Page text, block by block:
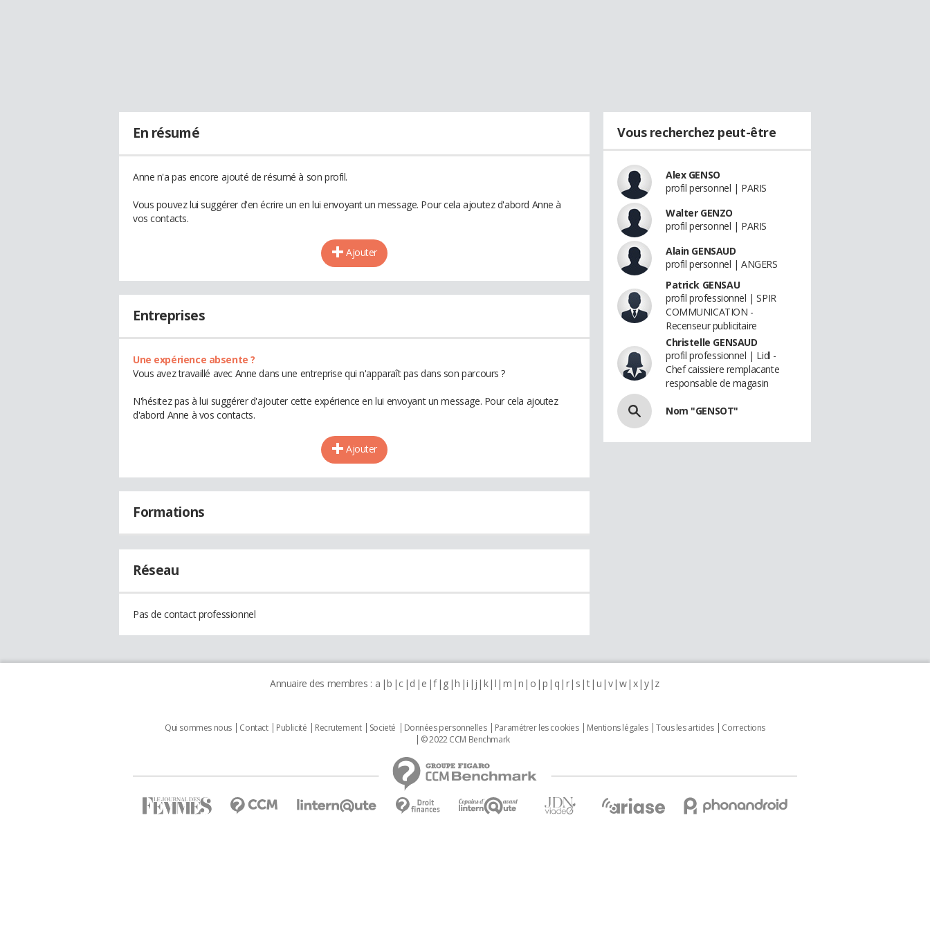
En résumé
Anne n'a pas encore ajouté de résumé à son profil.
Vous pouvez lui suggérer d'en écrire un en lui envoyant un message. Pour cela ajoutez d'abord Anne à
vos contacts.
Ajouter
Entreprises
Une expérience absente ?
Vous avez travaillé avec Anne dans une entreprise qui n'apparaît pas dans son parcours ?
N'hésitez pas à lui suggérer d'ajouter cette expérience en lui envoyant un message. Pour cela ajoutez
d'abord Anne à vos contacts.
Ajouter
Formations
Réseau
Pas de contact professionnel
Vous recherchez peut-être
Alex GENSO
profil personnel | PARIS
Walter GENZO
profil personnel | PARIS
Alain GENSAUD
profil personnel | ANGERS
Patrick GENSAU
profil professionnel | SPIR
COMMUNICATION -
Recenseur publicitaire
Christelle GENSAUD
profil professionnel | Lidl -
Chef caissiere remplacante
responsable de magasin
Nom "GENSOT"
Annuaire des membres : a b c d e f g h i j k l m n o p q r s t u v w x y z
Qui sommes nous Contact Publicité Recrutement Societé Données personnelles Paramétrer les cookies Mentions légales Tous les articles
Corrections
© 2022 CCM Benchmark